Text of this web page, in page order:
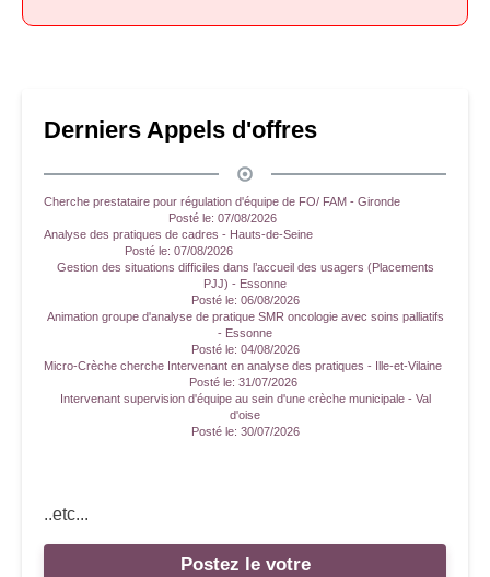
Derniers Appels d'offres
Cherche prestataire pour régulation d'équipe de FO/ FAM - Gironde
Posté le: 07/08/2026
Analyse des pratiques de cadres - Hauts-de-Seine
Posté le: 07/08/2026
Gestion des situations difficiles dans l’accueil des usagers (Placements
PJJ) - Essonne
Posté le: 06/08/2026
Animation groupe d'analyse de pratique SMR oncologie avec soins palliatifs
- Essonne
Posté le: 04/08/2026
Micro-Crèche cherche Intervenant en analyse des pratiques - Ille-et-Vilaine
Posté le: 31/07/2026
Intervenant supervision d'équipe au sein d'une crèche municipale - Val
d'oise
Posté le: 30/07/2026
..etc...
Postez le votre